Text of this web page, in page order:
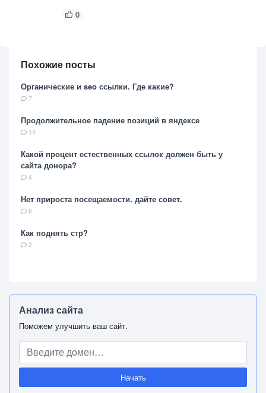
0
Похожие посты
Органические и seo ссылки. Где какие?
7
Продолжительное падение позиций в яндексе
14
Какой процент естественных ссылок должен быть у
сайта донора?
4
Нет прироста посещаемости. дайте совет.
6
Как поднять стр?
2
Анализ сайта
Поможем улучшить ваш сайт.
Начать